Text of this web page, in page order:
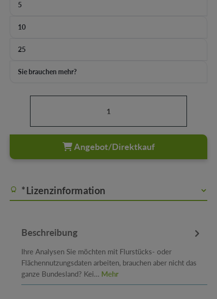
5
10
25
Sie brauchen mehr?
Angebot/Direktkauf
*Lizenzinformation
Beschreibung
Ihre Analysen Sie möchten mit Flurstücks- oder
Flächennutzungsdaten arbeiten, brauchen aber nicht das
ganze Bundesland? Kei… Mehr